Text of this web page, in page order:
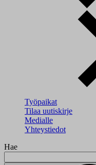
Työpaikat
Tilaa uutiskirje
Medialle
Yhteystiedot
Hae